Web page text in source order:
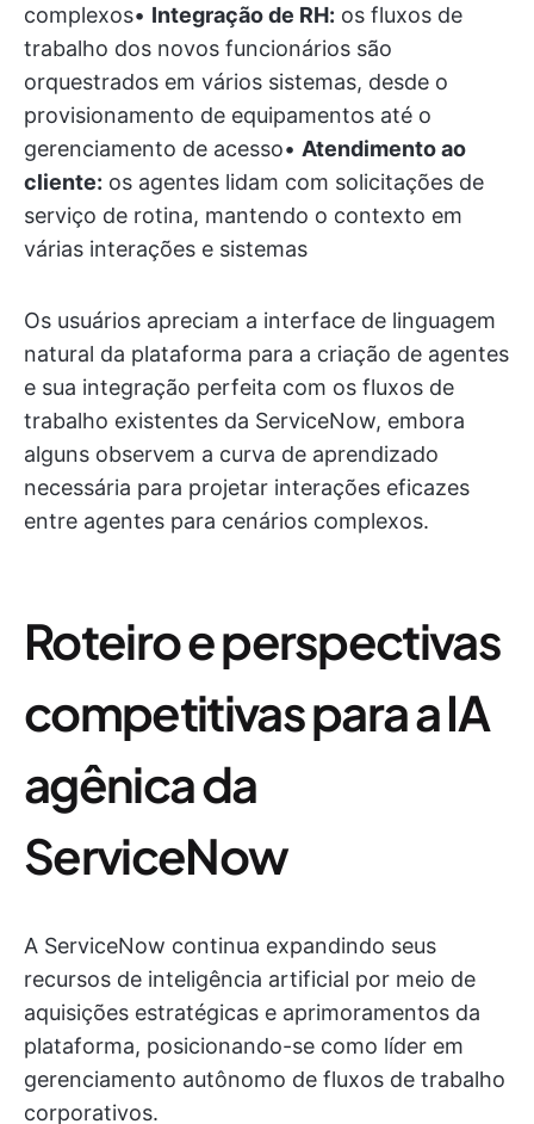
complexos• Integração de RH: os fluxos de
trabalho dos novos funcionários são
orquestrados em vários sistemas, desde o
provisionamento de equipamentos até o
gerenciamento de acesso• Atendimento ao
cliente: os agentes lidam com solicitações de
serviço de rotina, mantendo o contexto em
várias interações e sistemas
Os usuários apreciam a interface de linguagem
natural da plataforma para a criação de agentes
e sua integração perfeita com os fluxos de
trabalho existentes da ServiceNow, embora
alguns observem a curva de aprendizado
necessária para projetar interações eficazes
entre agentes para cenários complexos.
Roteiro e perspectivas
competitivas para a IA
agênica da
ServiceNow
A ServiceNow continua expandindo seus
recursos de inteligência artificial por meio de
aquisições estratégicas e aprimoramentos da
plataforma, posicionando-se como líder em
gerenciamento autônomo de fluxos de trabalho
corporativos.